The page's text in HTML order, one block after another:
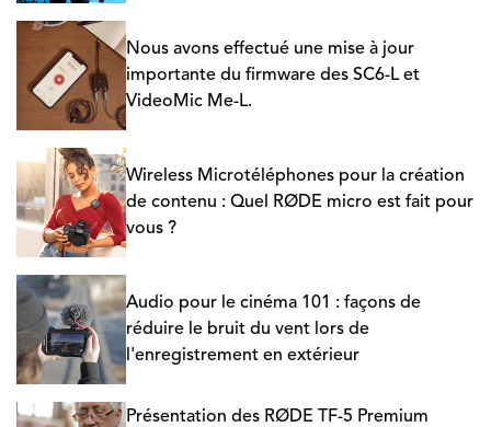
Nous avons effectué une mise à jour
importante du firmware des SC6-L et
VideoMic Me-L.
Wireless Microtéléphones pour la création
de contenu : Quel RØDE micro est fait pour
vous ?
Audio pour le cinéma 101 : façons de
réduire le bruit du vent lors de
l'enregistrement en extérieur
Présentation des RØDE TF-5 Premium